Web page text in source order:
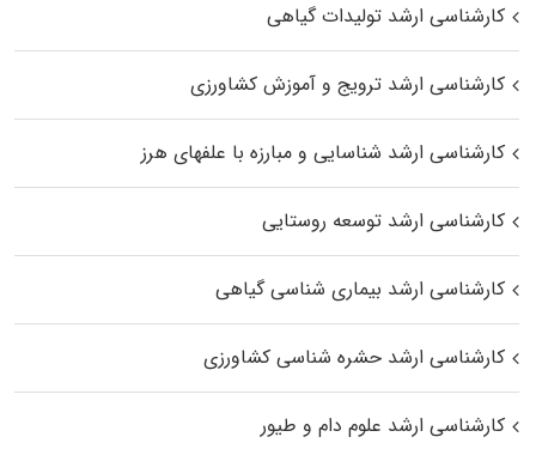
کارشناسی ارشد تولیدات گیاهی
کارشناسی ارشد ترویج و آموزش کشاورزی
کارشناسی ارشد شناسایی و مبارزه با علفهای هرز
کارشناسی ارشد توسعه روستایی
کارشناسی ارشد بیماری‌ شناسی گیاهی
کارشناسی ارشد حشره‌ شناسی کشاورزی
کارشناسی ارشد علوم دام و طیور